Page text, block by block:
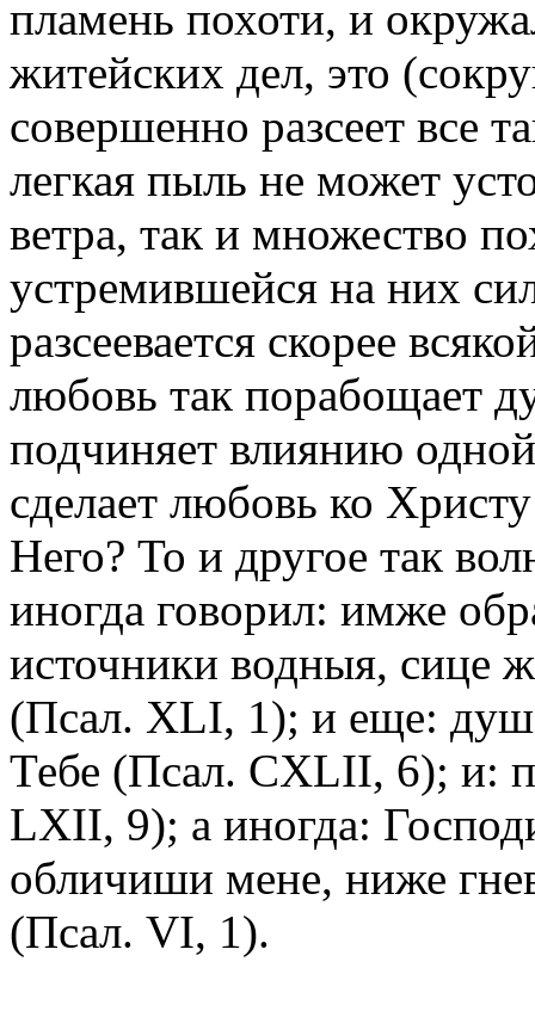
пламень похоти, и
житейских дел, это
совершенно разсеет все
легкая пыль не может
ветра, так и множество
устремившейся на них
разсеевается скорее
любовь так порабощает
подчиняет влиянию
сделает любовь ко
Него? То и другое так
иногда говорил: имже
источники водныя, сице
(Псал. XLI, 1); и еще:
Тебе (Псал. CXLII, 6); и:
LXII, 9); а иногда:
обличиши мене, ниже
(Псал. VI, 1).